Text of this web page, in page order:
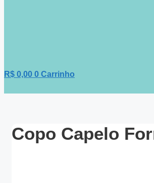
R$ 0,00 0 Carrinho
Copo Capelo